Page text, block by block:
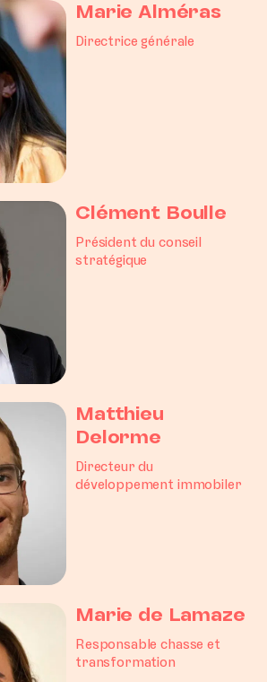
Marie Alméras
Directrice générale
Clément Boulle
Président du conseil
stratégique
Matthieu
Delorme
Directeur du
développement immobiler
Marie de Lamaze
Responsable chasse et
transformation